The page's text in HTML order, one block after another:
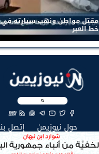
مقتل مواطن ونهب سيارته
خط العبر
EN
حول نيوزيمن إتصل
جميع الحقوق محفوظة لنيوزيمن © 2026